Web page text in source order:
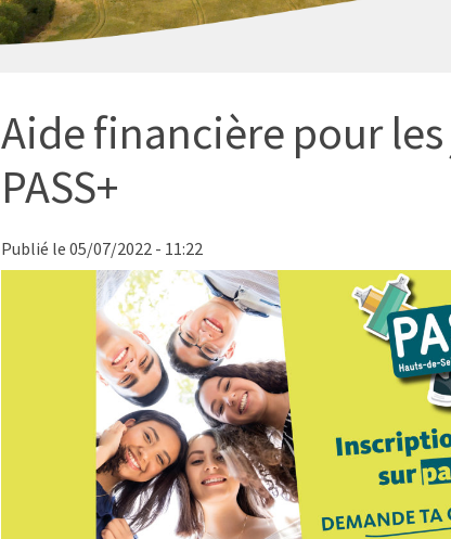
Aide financière pour
PASS+
Publié le 05/07/2022 - 11:22